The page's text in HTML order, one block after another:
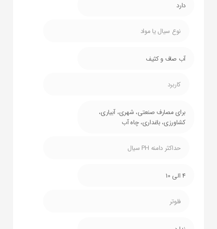
دارد
نوع سیال یا مواد
آب صاف و کثیف
کاربرد
برای مصارف صنعتی، شهری، آبیاری،
کشاورزی، باغداری، چاه آب
حداکثر دامنه PH سیال
4 الی 10
فلوتر